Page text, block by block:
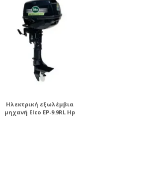
Ηλεκτρική εξωλέμβια
μηχανή Elco EP-9.9RL Hp